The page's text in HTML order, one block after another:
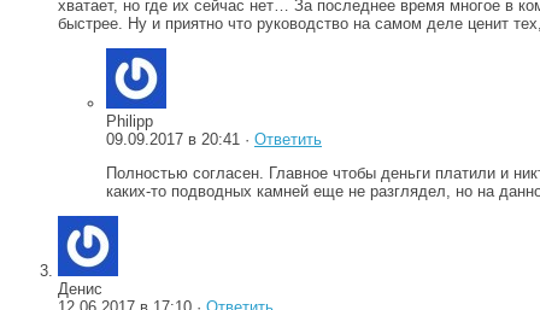
хватает, но где их сейчас нет… За последнее время многое в
быстрее. Ну и приятно что руководство на самом деле ценит
Philipp
09.09.2017 в 20:41 · Ответить
Полностью согласен. Главное чтобы деньги платили и
каких-то подводных камней еще не разглядел, но на
Денис
12.06.2017 в 17:10 · Ответить